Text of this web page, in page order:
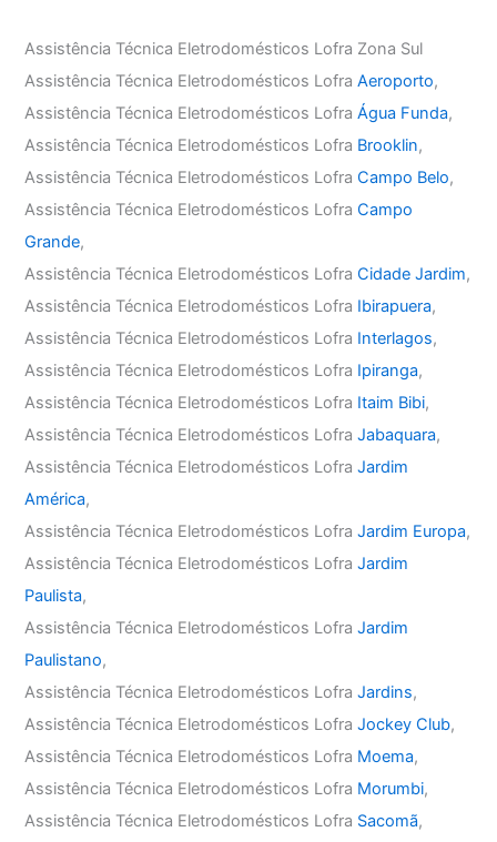
Assistência Técnica Eletrodomésticos Lofra Zona Sul
Assistência Técnica Eletrodomésticos LofraAeroporto,
Assistência Técnica Eletrodomésticos LofraÁgua Funda,
Assistência Técnica Eletrodomésticos Lofra Brooklin,
Assistência Técnica Eletrodomésticos LofraCampo Belo,
Assistência Técnica Eletrodomésticos LofraCampo
Grande,
Assistência Técnica Eletrodomésticos LofraCidade Jardim,
Assistência Técnica Eletrodomésticos Lofra Ibirapuera,
Assistência Técnica Eletrodomésticos Lofra Interlagos,
Assistência Técnica Eletrodomésticos Lofra Ipiranga,
Assistência Técnica Eletrodomésticos Lofra Itaim Bibi,
Assistência Técnica Eletrodomésticos LofraJabaquara,
Assistência Técnica Eletrodomésticos LofraJardim
América,
Assistência Técnica Eletrodomésticos LofraJardim Europa,
Assistência Técnica Eletrodomésticos LofraJardim
Paulista,
Assistência Técnica Eletrodomésticos LofraJardim
Paulistano,
Assistência Técnica Eletrodomésticos LofraJardins,
Assistência Técnica Eletrodomésticos LofraJockey Club,
Assistência Técnica Eletrodomésticos Lofra Moema,
Assistência Técnica Eletrodomésticos Lofra Morumbi,
Assistência Técnica Eletrodomésticos Lofra Sacomã,